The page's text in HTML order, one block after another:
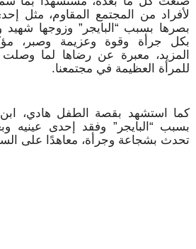
لأفراد من المجتمع المقاوم، مثل
بصرها بسبب “البايجر” وزوجها شهيد
بكل جرأة وقوة وعزيمة وصبر،
المزيد، معبرة عن رضاها لما وصلت
للمرأة العظيمة في مجتمعنا.
بسبب “البايجر” وفقد إحدى عينيه
تحدث بشجاعة وجرأة، معاهدًا على